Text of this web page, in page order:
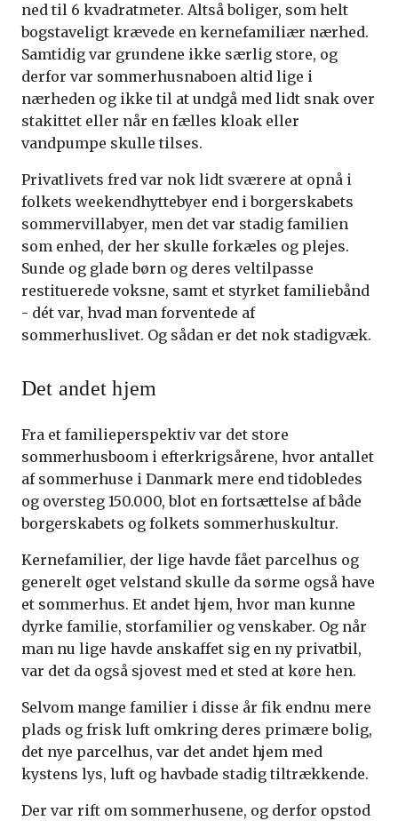
ned til 6 kvadratmeter. Altså boliger, som helt
bogstaveligt krævede en kernefamiliær nærhed.
Samtidig var grundene ikke særlig store, og
derfor var sommerhusnaboen altid lige i
nærheden og ikke til at undgå med lidt snak over
stakittet eller når en fælles kloak eller
vandpumpe skulle tilses.
Privatlivets fred var nok lidt sværere at opnå i
folkets weekendhyttebyer end i borgerskabets
sommervillabyer, men det var stadig familien
som enhed, der her skulle forkæles og plejes.
Sunde og glade børn og deres veltilpasse
restituerede voksne, samt et styrket familiebånd
- dét var, hvad man forventede af
sommerhuslivet. Og sådan er det nok stadigvæk.
Det andet hjem
Fra et familieperspektiv var det store
sommerhusboom i efterkrigsårene, hvor antallet
af sommerhuse i Danmark mere end tidobledes
og oversteg 150.000, blot en fortsættelse af både
borgerskabets og folkets sommerhuskultur.
Kernefamilier, der lige havde fået parcelhus og
generelt øget velstand skulle da sørme også have
et sommerhus. Et andet hjem, hvor man kunne
dyrke familie, storfamilier og venskaber. Og når
man nu lige havde anskaffet sig en ny privatbil,
var det da også sjovest med et sted at køre hen.
Selvom mange familier i disse år fik endnu mere
plads og frisk luft omkring deres primære bolig,
det nye parcelhus, var det andet hjem med
kystens lys, luft og havbade stadig tiltrækkende.
Der var rift om sommerhusene, og derfor opstod